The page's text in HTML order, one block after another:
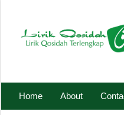
Home About